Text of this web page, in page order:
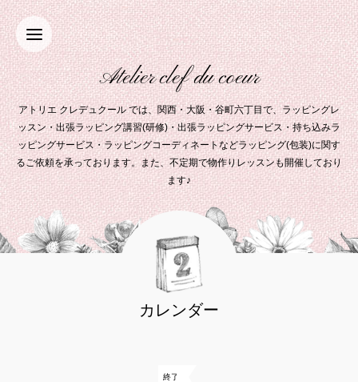
Atelier clef du coeur
アトリエ クレデュクール では、関西・大阪・谷町六丁目で、ラッピングレ
ッスン・出張ラッピング講習(研修)・出張ラッピングサービス・持ち込みラ
ッピングサービス・ラッピングコーディネートなどラッピング(包装)に関す
るご依頼を承っております。また、不定期で物作りレッスンも開催しており
ます♪
カレンダー
終了